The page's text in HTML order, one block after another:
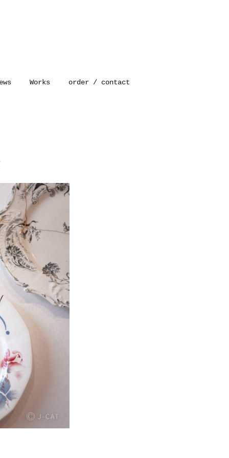
Works order / contact